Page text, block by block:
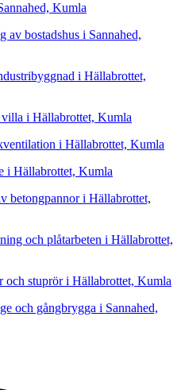
Kumla
av bostadshus i Sannahed,
i Hällabrottet,
i Hällabrottet, Kumla
i Hällabrottet, Kumla
i Hällabrottet, Kumla
betongpannor i Hällabrottet,
och plåtarbeten i Hällabrottet,
och stuprör i Hällabrottet, Kumla
och gångbrygga i Sannahed,